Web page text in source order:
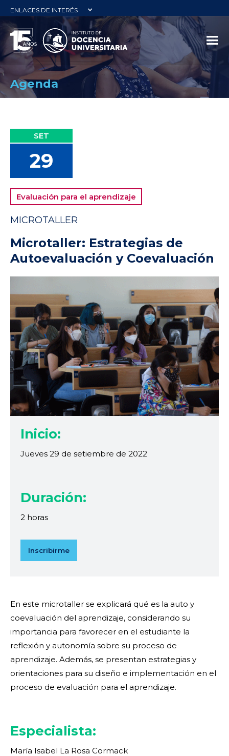
ENLACES DE INTERÉS
Agenda
SET
29
Evaluación para el aprendizaje
MICROTALLER
Microtaller: Estrategias de
Autoevaluación y Coevaluación
Inicio:
Jueves 29 de setiembre de 2022
Duración:
2 horas
Inscribirme
En este microtaller se explicará qué es la auto y
coevaluación del aprendizaje, considerando su
importancia para favorecer en el estudiante la
reflexión y autonomía sobre su proceso de
aprendizaje. Además, se presentan estrategias y
orientaciones para su diseño e implementación en el
proceso de evaluación para el aprendizaje.
Especialista:
María Isabel La Rosa Cormack